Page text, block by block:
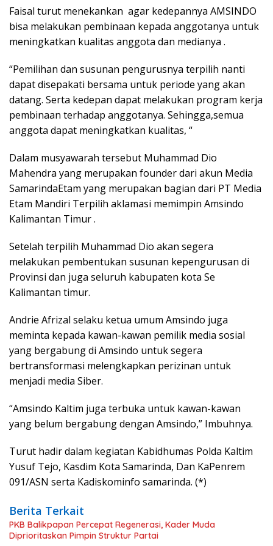
Faisal turut menekankan agar kedepannya AMSINDO
bisa melakukan pembinaan kepada anggotanya untuk
meningkatkan kualitas anggota dan medianya .
“Pemilihan dan susunan pengurusnya terpilih nanti
dapat disepakati bersama untuk periode yang akan
datang. Serta kedepan dapat melakukan program kerja
pembinaan terhadap anggotanya. Sehingga,semua
anggota dapat meningkatkan kualitas, “
Dalam musyawarah tersebut Muhammad Dio
Mahendra yang merupakan founder dari akun Media
SamarindaEtam yang merupakan bagian dari PT Media
Etam Mandiri Terpilih aklamasi memimpin Amsindo
Kalimantan Timur .
Setelah terpilih Muhammad Dio akan segera
melakukan pembentukan susunan kepengurusan di
Provinsi dan juga seluruh kabupaten kota Se
Kalimantan timur.
Andrie Afrizal selaku ketua umum Amsindo juga
meminta kepada kawan-kawan pemilik media sosial
yang bergabung di Amsindo untuk segera
bertransformasi melengkapkan perizinan untuk
menjadi media Siber.
“Amsindo Kaltim juga terbuka untuk kawan-kawan
yang belum bergabung dengan Amsindo,” Imbuhnya.
Turut hadir dalam kegiatan Kabidhumas Polda Kaltim
Yusuf Tejo, Kasdim Kota Samarinda, Dan KaPenrem
091/ASN serta Kadiskominfo samarinda. (*)
Berita Terkait
PKB Balikpapan Percepat Regenerasi, Kader Muda
Diprioritaskan Pimpin Struktur Partai